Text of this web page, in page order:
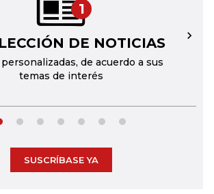
1
DE NOTICIAS
de acuerdo a sus
temas de interés
→
SUSCRÍBASE YA